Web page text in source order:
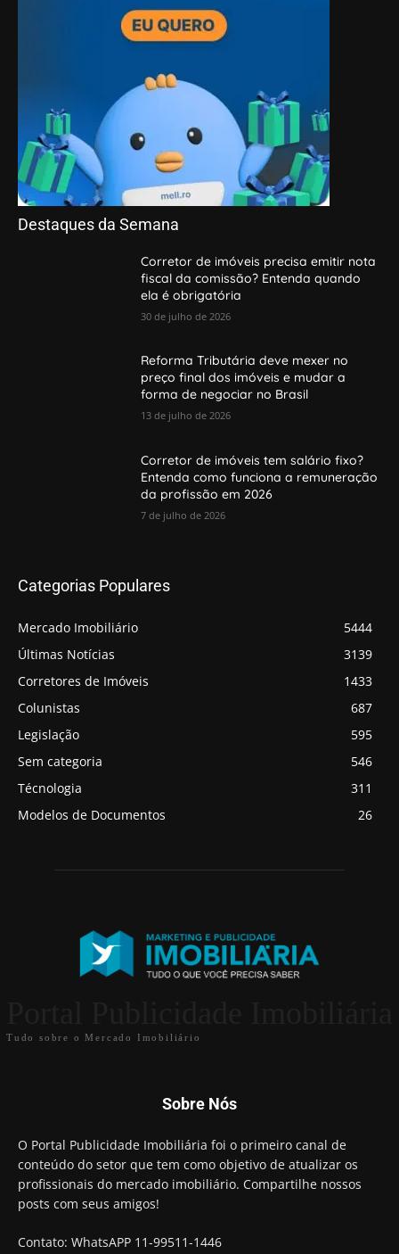
Destaques da Semana
Corretor de imóveis precisa emitir nota
fiscal da comissão? Entenda quando
ela é obrigatória
30 de julho de 2026
Reforma Tributária deve mexer no
preço final dos imóveis e mudar a
forma de negociar no Brasil
13 de julho de 2026
Corretor de imóveis tem salário fixo?
Entenda como funciona a remuneração
da profissão em 2026
7 de julho de 2026
Categorias Populares
Mercado Imobiliário
5444
Últimas Notícias
3139
Corretores de Imóveis
1433
Colunistas
687
Legislação
595
Sem categoria
546
Técnologia
311
Modelos de Documentos
26
Tudo sobre o Mercado Imobiliário
Sobre Nós
O Portal Publicidade Imobiliária foi o primeiro canal de
conteúdo do setor que tem como objetivo de atualizar os
profissionais do mercado imobiliário. Compartilhe nossos
posts com seus amigos!
Contato: WhatsAPP 11-99511-1446